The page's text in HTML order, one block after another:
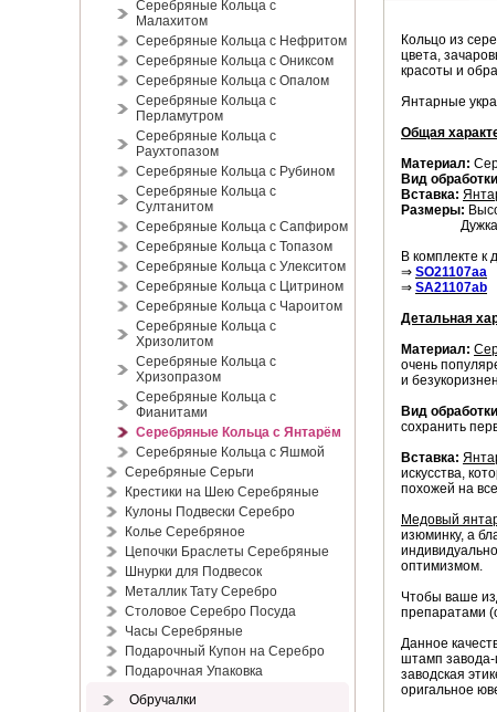
Серебряные Кольца с
Малахитом
Серебряные Кольца с Нефритом
Серебряные Кольца с Ониксом
Серебряные Кольца с Опалом
Серебряные Кольца с
Перламутром
Серебряные Кольца с
Раухтопазом
Серебряные Кольца с Рубином
Серебряные Кольца с
Султанитом
Серебряные Кольца с Сапфиром
Серебряные Кольца с Топазом
Серебряные Кольца с Улекситом
Серебряные Кольца с Цитрином
Серебряные Кольца с Чароитом
Серебряные Кольца с
Хризолитом
Серебряные Кольца с
Хризопразом
Серебряные Кольца с
Фианитами
Серебряные Кольца с Янтарём
Серебряные Кольца с Яшмой
Серебряные Серьги
Крестики на Шею Серебряные
Кулоны Подвески Серебро
Колье Серебряное
Цепочки Браслеты Серебряные
Шнурки для Подвесок
Металлик Тату Серебро
Столовое Серебро Посуда
Часы Серебряные
Подарочный Купон на Серебро
Подарочная Упаковка
Обручалки
Кольцо из
цвета,
красоты и
Янтарные
Общая
Материал:
Вид
Вставка:
Размеры:
Дужка
В комплекте к
⇒ SO21107aa
⇒ SA21107ab
Детальная
Материал:
очень
и
Вид
сохранить
Вставка:
искусства,
похожей на
Медовый
изюминку, а
оптимизмом.
Чтобы ваше
препаратами
Данное
штамп завода-
заводская
оригальное